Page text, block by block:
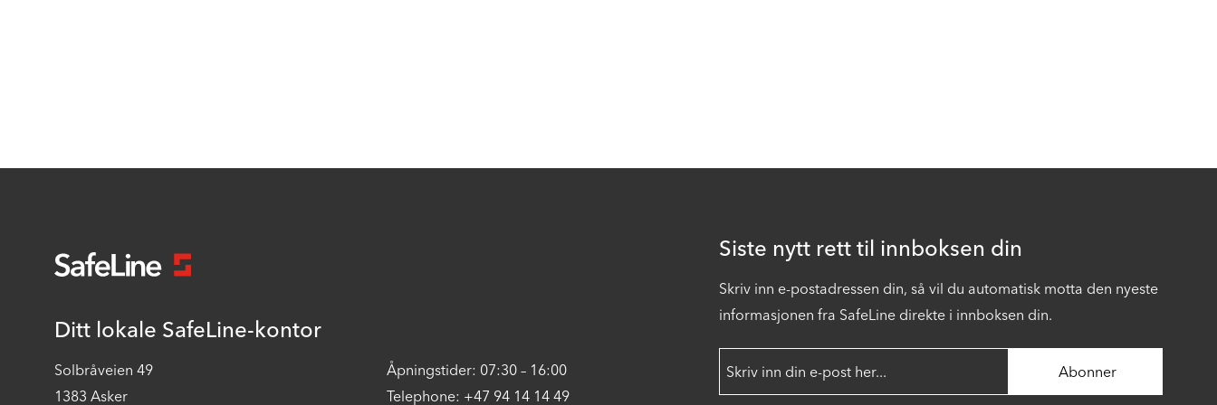
Ditt lokale SafeLine-kontor
Solbråveien 49
1383 Asker
Åpningstider: 07:30 – 16:00
Telephone: +47 94 14 14 49
Siste nytt rett til innboksen din
Skriv inn e-postadressen din, så vil du automatisk motta den nyeste
informasjonen fra SafeLine direkte i innboksen din.